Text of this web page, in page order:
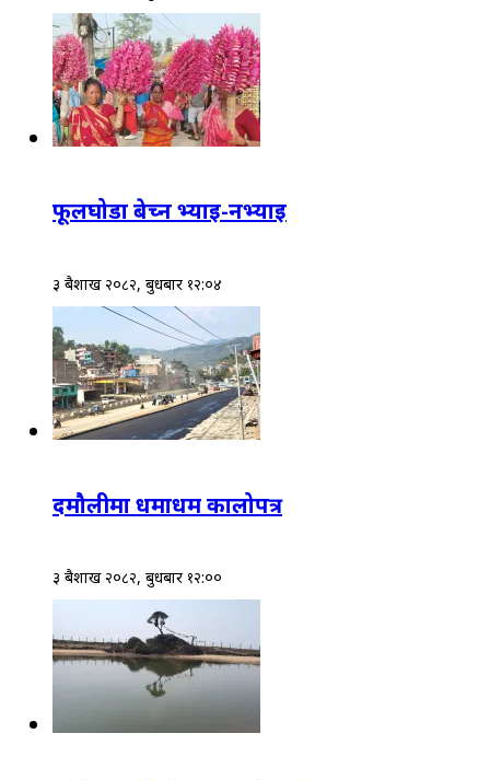
फूलघोडा बेच्न भ्याइ-नभ्याइ
३ बैशाख २०८२, बुधबार १२:०४
दमौलीमा धमाधम कालोपत्र
३ बैशाख २०८२, बुधबार १२:००